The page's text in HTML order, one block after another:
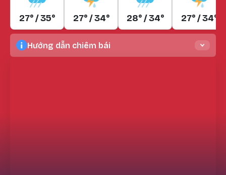
27° / 35° 27° / 34° 28° / 34° 27° / 34°
Hướng dẫn chiêm bái